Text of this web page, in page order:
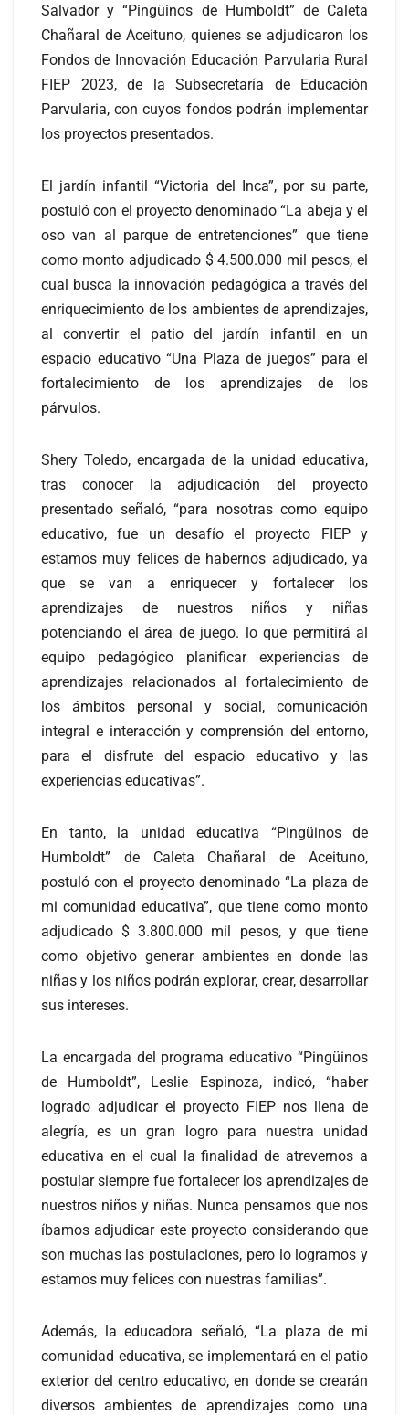
Salvador y “Pingüinos de Humboldt” de Caleta
Chañaral de Aceituno, quienes se adjudicaron los
Fondos de Innovación Educación Parvularia Rural
FIEP 2023, de la Subsecretaría de Educación
Parvularia, con cuyos fondos podrán implementar
los proyectos presentados.
El jardín infantil “Victoria del Inca”, por su parte,
postuló con el proyecto denominado “La abeja y el
oso van al parque de entretenciones” que tiene
como monto adjudicado $ 4.500.000 mil pesos, el
cual busca la innovación pedagógica a través del
enriquecimiento de los ambientes de aprendizajes,
al convertir el patio del jardín infantil en un
espacio educativo “Una Plaza de juegos” para el
fortalecimiento de los aprendizajes de los
párvulos.
Shery Toledo, encargada de la unidad educativa,
tras conocer la adjudicación del proyecto
presentado señaló, “para nosotras como equipo
educativo, fue un desafío el proyecto FIEP y
estamos muy felices de habernos adjudicado, ya
que se van a enriquecer y fortalecer los
aprendizajes de nuestros niños y niñas
potenciando el área de juego. lo que permitirá al
equipo pedagógico planificar experiencias de
aprendizajes relacionados al fortalecimiento de
los ámbitos personal y social, comunicación
integral e interacción y comprensión del entorno,
para el disfrute del espacio educativo y las
experiencias educativas”.
En tanto, la unidad educativa “Pingüinos de
Humboldt” de Caleta Chañaral de Aceituno,
postuló con el proyecto denominado “La plaza de
mi comunidad educativa”, que tiene como monto
adjudicado $ 3.800.000 mil pesos, y que tiene
como objetivo generar ambientes en donde las
niñas y los niños podrán explorar, crear, desarrollar
sus intereses.
La encargada del programa educativo “Pingüinos
de Humboldt”, Leslie Espinoza, indicó, “haber
logrado adjudicar el proyecto FIEP nos llena de
alegría, es un gran logro para nuestra unidad
educativa en el cual la finalidad de atrevernos a
postular siempre fue fortalecer los aprendizajes de
nuestros niños y niñas. Nunca pensamos que nos
íbamos adjudicar este proyecto considerando que
son muchas las postulaciones, pero lo logramos y
estamos muy felices con nuestras familias”.
Además, la educadora señaló, “La plaza de mi
comunidad educativa, se implementará en el patio
exterior del centro educativo, en donde se crearán
diversos ambientes de aprendizajes como una